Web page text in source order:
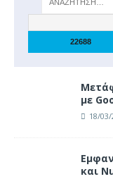
με
18/03/
και